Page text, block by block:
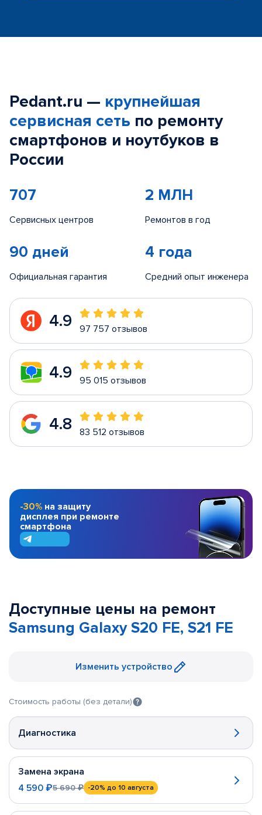
Pedant.ru — крупнейшая
сервисная сеть по ремонту
смартфонов и ноутбуков в
России
707
Сервисных центров
2 МЛН
Ремонтов в год
90 дней
Официальная гарантия
4 года
Средний опыт инженера
4.9 97 757 отзывов
4.9 95 015 отзывов
4.8 83 512 отзывов
-30% на защиту
дисплея при ремонте
смартфона
Доступные цены на ремонт
Samsung Galaxy S20 FE, S21 FE
Изменить устройство
Стоимость работы (без детали)
Диагностика
Замена экрана
4 590 ₽5 690 ₽ -20% до 10 августа